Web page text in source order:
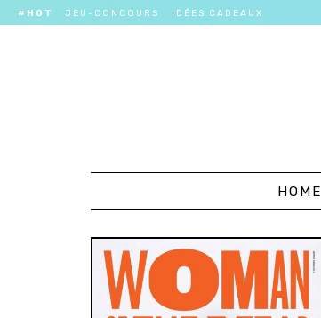
#HOT JEU-CONCOURS IDÉES CADEAUX
HOME